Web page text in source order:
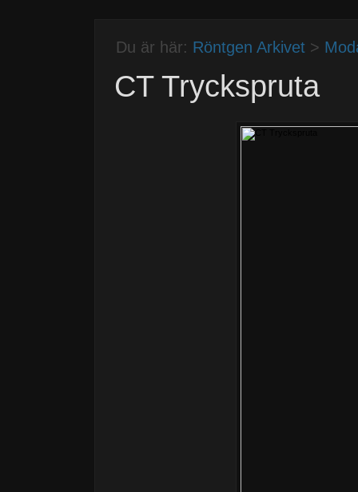
Du är här: Röntgen Arkivet>
CT Tryckspruta